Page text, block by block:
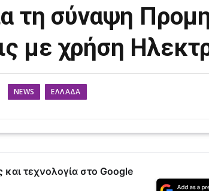
τη σύναψη
με χρήση
NEWS ΕΛΛΆΔΑ
και τεχνολογία στο Google